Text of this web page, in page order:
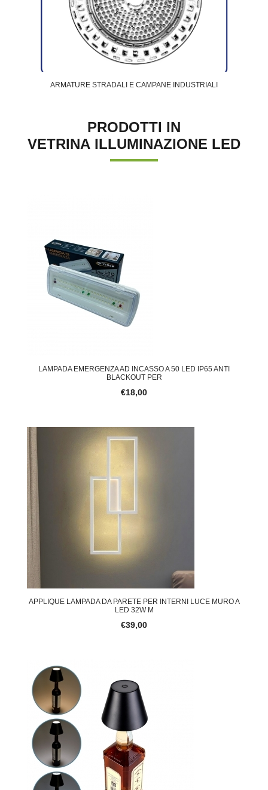
ARMATURE STRADALI E CAMPANE INDUSTRIALI
PRODOTTI IN
VETRINA ILLUMINAZIONE LED
LAMPADA EMERGENZA AD INCASSO A 50 LED IP65 ANTI
BLACKOUT PER
€18,00
APPLIQUE LAMPADA DA PARETE PER INTERNI LUCE MURO A
LED 32W M
€39,00